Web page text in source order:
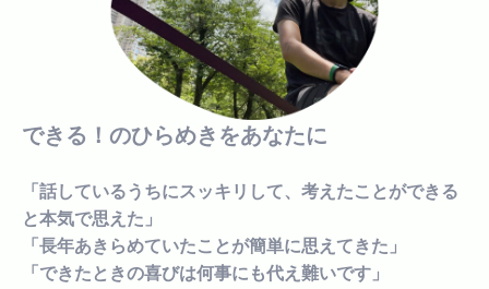
できる！のひらめきをあなたに
「話しているうちにスッキリして、考えたことができる
と本気で思えた」
「長年あきらめていたことが簡単に思えてきた」
「できたときの喜びは何事にも代え難いです」